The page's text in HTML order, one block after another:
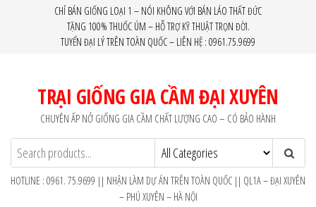
CHỈ BÁN GIỐNG LOẠI 1 – NÓI KHÔNG VỚI BÁN LÁO THẤT ĐỨC
TẶNG 100% THUỐC ÚM – HỖ TRỢ KỸ THUẬT TRỌN ĐỜI.
TUYỂN ĐẠI LÝ TRÊN TOÀN QUỐC – LIÊN HỆ : 0961.75.9699
TRẠI GIỐNG GIA CẦM ĐẠI XUYÊN
CHUYÊN ẤP NỞ GIỐNG GIA CẦM CHẤT LƯỢNG CAO – CÓ BẢO HÀNH
HOTLINE : 0961. 75.9699 || NHẬN LÀM DỰ ÁN TRÊN TOÀN QUỐC || QL1A – ĐẠI XUYÊN
– PHÚ XUYÊN – HÀ NỘI